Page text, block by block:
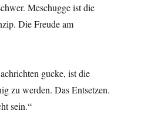
Meschugge ist die
Die Freude am
gucke, ist die
zu werden. Das Entsetzen.
sein.“